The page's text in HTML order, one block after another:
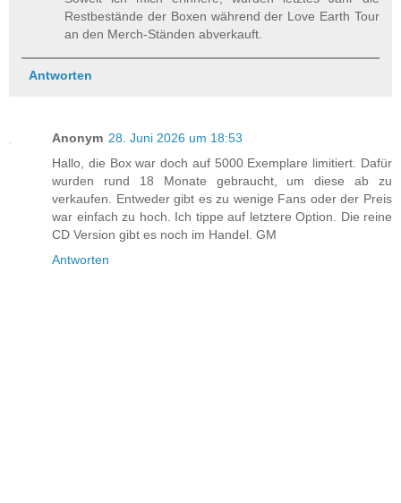
Restbestände der Boxen während der Love Earth Tour
an den Merch-Ständen abverkauft.
Antworten
Anonym 28. Juni 2026 um 18:53
Hallo, die Box war doch auf 5000 Exemplare limitiert. Dafür
wurden rund 18 Monate gebraucht, um diese ab zu
verkaufen. Entweder gibt es zu wenige Fans oder der Preis
war einfach zu hoch. Ich tippe auf letztere Option. Die reine
CD Version gibt es noch im Handel. GM
Antworten